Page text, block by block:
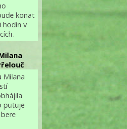
konat
hodin v
Milana
putuje